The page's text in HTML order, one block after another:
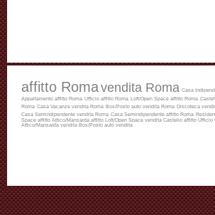
affitto Romavendita Roma Casa
Appartamento affitto Roma
Ufficio affitto Roma Loft/Open Space affitto Roma
Roma Casa Vacanze vendita Roma Box/Posto auto vendita Roma Discoteca
Casa Semindipendente vendita Roma Casa Semindipendente affitto Roma
Space affitto Attico/Mansarda affitto Loft/Open Space vendita Castello affitto Ufficio
Attico/Mansarda vendita Box/Posto auto vendita